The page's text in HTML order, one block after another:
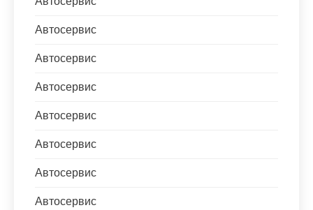
Автосервис
Автосервис
Автосервис
Автосервис
Автосервис
Автосервис
Автосервис